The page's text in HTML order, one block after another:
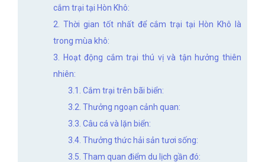
cắm trại tại Hòn Khô:
2. Thời gian tốt nhất để cắm trại tại Hòn Khô là
trong mùa khô:
3. Hoạt động cắm trại thú vị và tận hưởng thiên
nhiên:
3.1. Cắm trại trên bãi biển:
3.2. Thưởng ngoạn cảnh quan:
3.3. Câu cá và lặn biển:
3.4. Thưởng thức hải sản tươi sống:
3.5. Tham quan điểm du lịch gần đó: